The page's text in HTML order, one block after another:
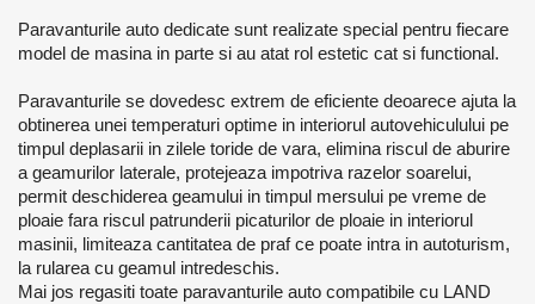
Paravanturile auto dedicate sunt realizate special pentru fiecare
model de masina in parte si au atat rol estetic cat si functional.
Paravanturile se dovedesc extrem de eficiente deoarece ajuta la
obtinerea unei temperaturi optime in interiorul autovehiculului pe
timpul deplasarii in zilele toride de vara, elimina riscul de aburire
a geamurilor laterale, protejeaza impotriva razelor soarelui,
permit deschiderea geamului in timpul mersului pe vreme de
ploaie fara riscul patrunderii picaturilor de ploaie in interiorul
masinii, limiteaza cantitatea de praf ce poate intra in autoturism,
la rularea cu geamul intredeschis.
Mai jos regasiti toate paravanturile auto compatibile cu LAND